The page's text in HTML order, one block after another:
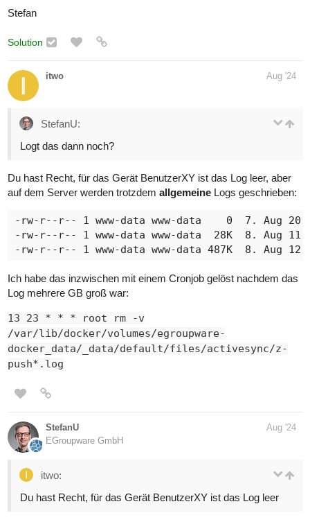
Stefan
Solution
itwo Aug '24
StefanU:
Logt das dann noch?
Du hast Recht, für das Gerät BenutzerXY ist das Log leer, aber
auf dem Server werden trotzdem allgemeine Logs geschrieben:
-rw-r--r-- 1 www-data www-data    0  7. Aug
-rw-r--r-- 1 www-data www-data  28K  8. Aug
Ich habe das inzwischen mit einem Cronjob gelöst nachdem das
Log mehrere GB groß war:
13 23 * * * root rm -v
/var/lib/docker/volumes/egroupware-
docker_data/_data/default/files/activesync/z-
push*.log
StefanU
EGroupware GmbH
Aug '24
itwo:
Du hast Recht, für das Gerät BenutzerXY ist das Log leer